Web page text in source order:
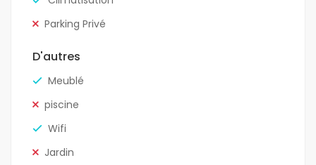
Parking Privé
D'autres
Meublé
piscine
Wifi
Jardin